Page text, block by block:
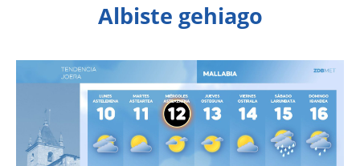
Albiste gehiago